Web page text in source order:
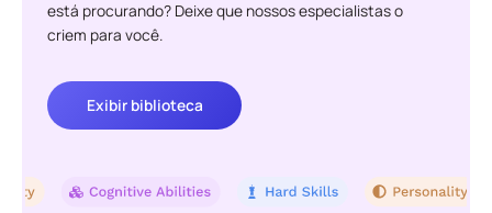
está procurando? Deixe que nossos especialistas o
criem para você.
Exibir biblioteca